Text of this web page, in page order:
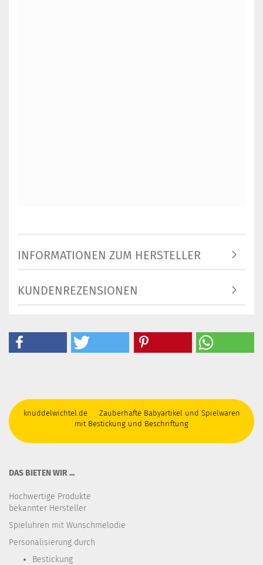
INFORMATIONEN ZUM HERSTELLER
KUNDENREZENSIONEN
knuddelwichtel.de Zauberhafte Babyartikel und Spielwaren
mit Bestickung und Beschriftung
DAS BIETEN WIR ...
Hochwertige Produkte
bekannter Hersteller
Spieluhren mit Wunschmelodie
Personalisierung durch
Bestickung​